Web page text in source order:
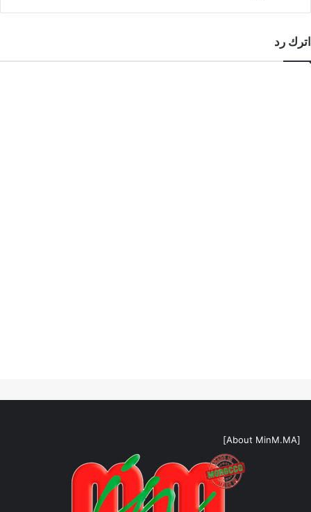
اترك رد
[About MinM.MA]